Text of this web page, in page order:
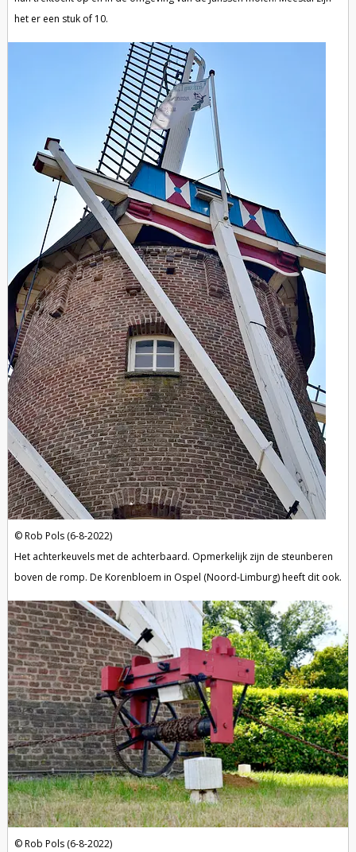
het er een stuk of 10.
Rob Pols (6-8-2022)
Het achterkeuvels met de achterbaard. Opmerkelijk zijn de steunberen
boven de romp. De Korenbloem in Ospel (Noord-Limburg) heeft dit ook.
Rob Pols (6-8-2022)